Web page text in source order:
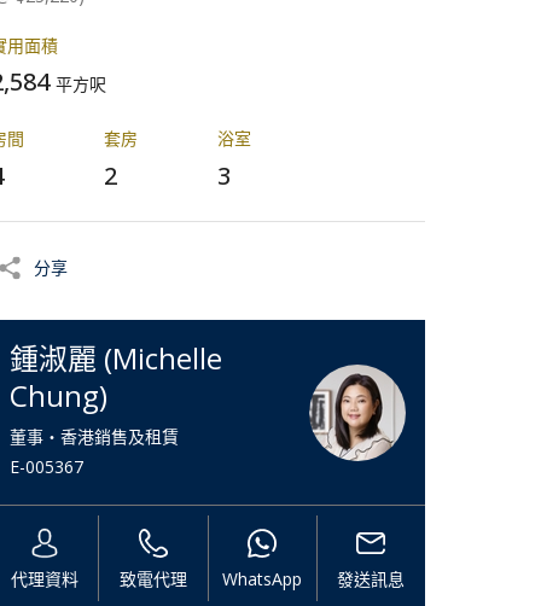
用面積
平方呎
間 套房
2
浴室
3
分享
鍾淑麗 (Michelle
Chung)
董事・香港銷售及租賃
E-005367
代理資料 致電代理 WhatsApp 發送訊息